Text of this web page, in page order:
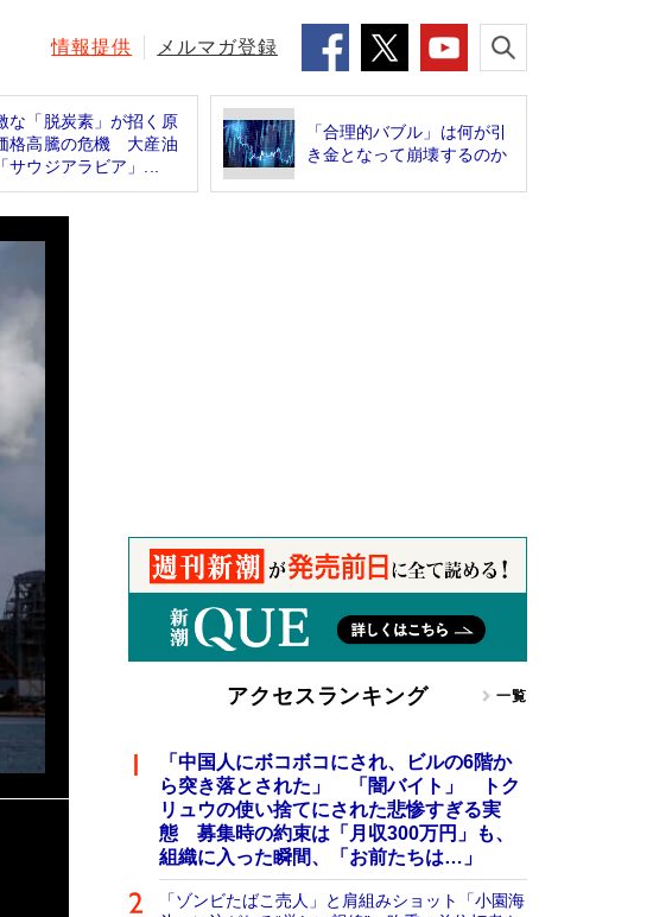
情報提供 メルマガ登録
な「脱炭素」が招く原
格高騰の危機 大産油
サウジアラビア」...
「合理的バブル」は何が引
き金となって崩壊するのか
アクセスランキング 一覧
「中国人にボコボコにされ、ビルの6階か
ら突き落とされた」 「闇バイト」 トク
リュウの使い捨てにされた悲惨すぎる実
態 募集時の約束は「月収300万円」も、
組織に入った瞬間、「お前たちは…」
「ゾンビたばこ売人」と肩組みショット「小園海